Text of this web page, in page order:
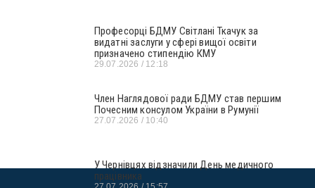
Професорці БДМУ Світлані Ткачук за
видатні заслуги у сфері вищої освіти
призначено стипендію КМУ
29.07.2026 12:18
Член Наглядової ради БДМУ став першим
Почесним консулом України в Румунії
27.07.2026 10:40
У Чернівцях відзначили День медичного
працівника